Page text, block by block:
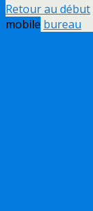
Retour au début
mobile bureau